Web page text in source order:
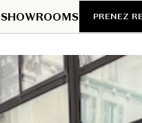
SHOWROOMS PRENEZ